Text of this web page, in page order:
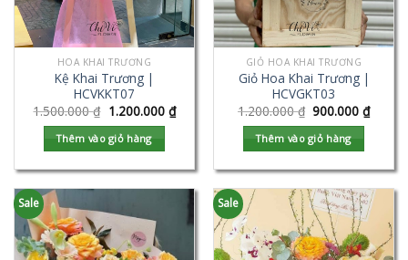
HOA KHAI TRƯƠNG
Kệ Khai Trương |
HCVKKT07
1.500.000₫ 1.200.000 ₫
Thêm vào giỏ hàng
GIỎ HOA KHAI TRƯƠNG
Giỏ Hoa Khai Trương |
HCVGKT03
1.200.000₫ 900.000₫
Thêm vào giỏ hàng
Sale Sale